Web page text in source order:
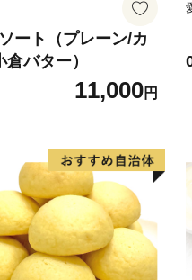
ート（プレーン/カ
バター）
11,000円